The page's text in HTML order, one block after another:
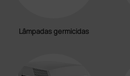
Lâmpadas germicidas